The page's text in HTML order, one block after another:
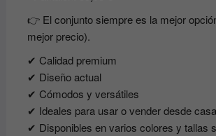
👉 El conjunto siempre es la mejor
mejor precio).
✔ Calidad premium
✔ Diseño actual
✔ Cómodos y versátiles
✔ Ideales para usar o vender desde casa
✔ Disponibles en varios colores y tallas